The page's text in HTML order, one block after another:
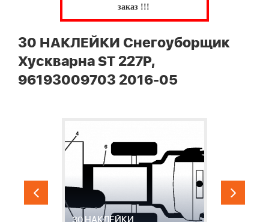
заказ !!!
30 НАКЛЕЙКИ Снегоуборщик
Хускварна ST 227P,
96193009703 2016-05